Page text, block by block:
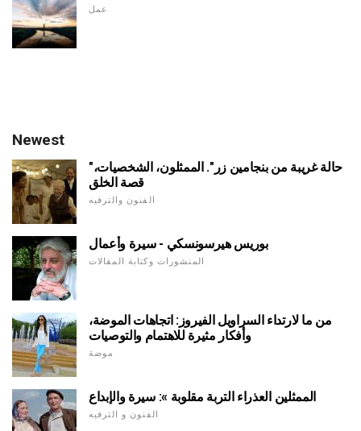
عمل
Newest
"حالة غريبة من بنجامين زر". الممثلون، الشخصيات،
قصة الخلق
الفنون والترفيه
بوريس هيرسونسكي - سيرة وأعمال
المنشورات وكتابة المقالات
من ما لارتداء السراويل الفيروز: اتجاهات الموضة،
وأفكار مثيرة للاهتمام والتوصيات
موضة
الممثلين العذراء التربة مقلوبة »: سيرة والإبداع
الفنون و الترفيه